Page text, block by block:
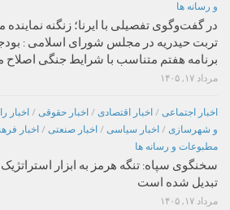
و رسانه ها
در گفت‌وگوی تفصیلی با ایرنا؛ زنگنه نماینده
برنامه هفتم متناسب با شرایط جنگی
مرداد ۱۷, ۱۴۰۵
اخبار اجتماعی / اخبار اقتصادی / اخبار حقوقی / اخبار
و شهرسازی / اخبار سیاسی / اخبار صنعتی / اخبار
مطبوعات و رسانه ها
سخنگوی سپاه: تنگه هرمز به ابزار
تبدیل شده است
مرداد ۱۷, ۱۴۰۵